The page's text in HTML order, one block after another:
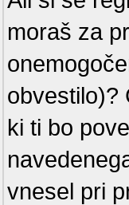
moraš za
obvestilo)?
ki ti bo
vnesel pri